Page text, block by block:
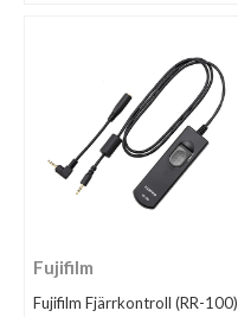
Fujifilm
Fujifilm Fjärrkontroll (RR-100)